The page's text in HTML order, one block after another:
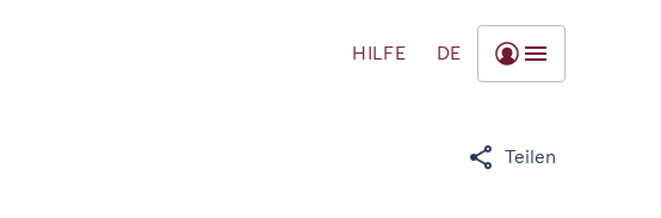
HILFE DE
Teilen